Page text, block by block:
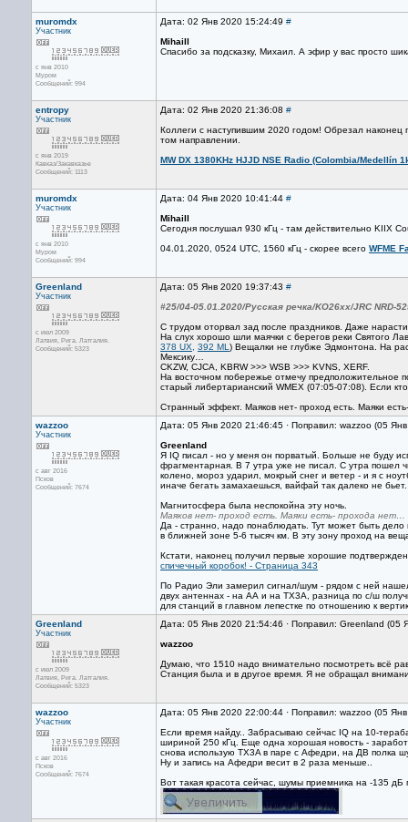
muromdx
Участник
с янв 2010
Муром
Сообщений: 994
Дата: 02 Янв 2020 15:24:49 #
Mihaill
Спасибо за подсказку, Михаил. А эфир у вас просто
entropy
Участник
с янв 2019
Кавказ/Закавказье
Сообщений: 1113
Дата: 02 Янв 2020 21:36:08 #
Коллеги с наступившим 2020 годом! Обрезал наконец
том направлении.
MW DX 1380KHz HJJD NSE Radio (Colombia/Medellín
muromdx
Участник
с янв 2010
Муром
Сообщений: 994
Дата: 04 Янв 2020 10:41:44 #
Mihaill
Сегодня послушал 930 кГц - там действительно KIIX
04.01.2020, 0524 UTC, 1560 кГц - скорее всего WFME
Greenland
Участник
с июл 2009
Латвия, Рига. Латгалия.
Сообщений: 5323
Дата: 05 Янв 2020 19:37:43 #
#25/04-05.01.2020/Русская речка/KO26хх/JRC NRD-
С трудом оторвал зад после праздников. Даже
На слух хорошо шли маячки с берегов реки Святого
378 UX,
392 ML ) Вещалки не глубже Эдмонтона. На
Мексику…
CKZW, CJCA, KBRW >>> WSB >>> KVNS, XERF.
На восточном побережье отмечу предположительное
старый либертарианский WMEX (07:05-07:08). Если
Странный эффект. Маяков нет- проход есть. Маяки
wazzoo
Участник
с авг 2016
Псков
Сообщений: 7674
Дата: 05 Янв 2020 21:46:45 · Поправил: wazzoo (05
Greenland
Я IQ писал - но у меня он порватый. Больше не буду
фрагментарная. В 7 утра уже не писал. С утра пошел
колено, мороз ударил, мокрый снег и ветер - и я с
иначе бегать замахаешься, вайфай так далеко не
Магнитосфера была неспокойна эту ночь.
Маяков нет- проход есть. Маяки есть- прохода нет…
Да - странно, надо понаблюдать. Тут может быть
в ближней зоне 5-6 тысяч км. В эту зону проход на
Кстати, наконец получил первые хорошие
спичечный коробок! - Страница 343
По Радио Эли замерил сигнал/шум - рядом с ней
двух антеннах - на АА и на TX3A, разница по с/ш
для станций в главном лепестке по отношению к
Greenland
Участник
с июл 2009
Латвия, Рига. Латгалия.
Сообщений: 5323
Дата: 05 Янв 2020 21:54:46 · Поправил: Greenland (05
wazzoo
Думаю, что 1510 надо внимательно посмотреть всё
Станция была и в другое время. Я не обращал
wazzoo
Участник
с авг 2016
Псков
Сообщений: 7674
Дата: 05 Янв 2020 22:00:44 · Поправил: wazzoo (05
Если время найду.. Забрасываю сейчас IQ на 10-
шириной 250 кГц. Еще одна хорошая новость -
снова использую TX3A в паре с Афедри, на ДВ полка
Ну и запись на Афедри весит в 2 раза меньше..
Вот такая красота сейчас, шумы приемника на -135 дБ